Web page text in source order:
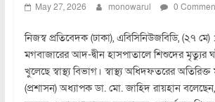
May 27, 2026 monowarul 0
নিজস্ব প্রতিবেদক (ঢাকা), এবিসিনিউজবিডি, (২৭ মে)
মগবাজারের আদ-দ্বীন হাসপাতালে শিশুদের মৃত্যুর
খুলেছে স্বাস্থ্য বিভাগ। স্বাস্থ্য অধিদফতরের
(প্রশাসন) অধ্যাপক ডা. মো. জাহিদ রায়হান